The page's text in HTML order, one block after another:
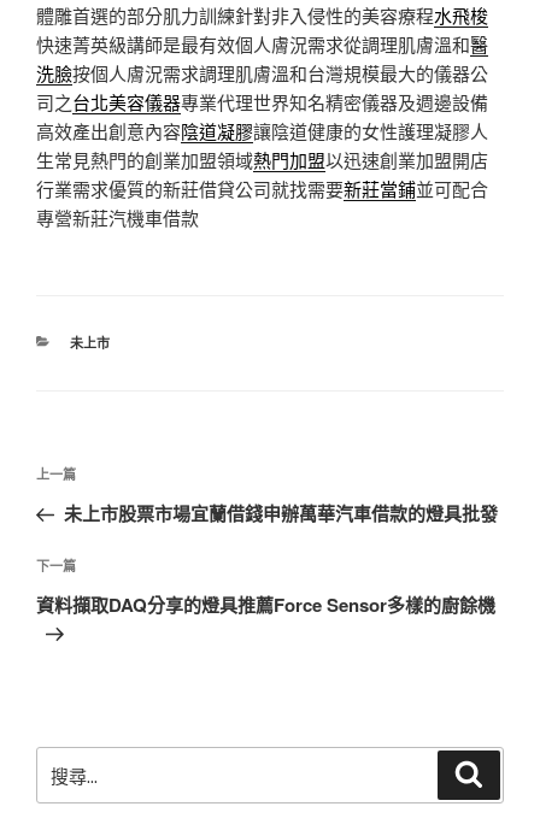
體雕首選的部分肌力訓練針對非入侵性的美容療程水飛梭
快速菁英級講師是最有效個人膚況需求從調理肌膚溫和醫
洗臉按個人膚況需求調理肌膚溫和台灣規模最大的儀器公
司之台北美容儀器專業代理世界知名精密儀器及週邊設備
高效產出創意內容陰道凝膠讓陰道健康的女性護理凝膠人
生常見熱門的創業加盟領域熱門加盟以迅速創業加盟開店
行業需求優質的新莊借貸公司就找需要新莊當鋪並可配合
專營新莊汽機車借款
分
未上市
文
導
覽
上
一
文
章
上一篇
未上市股票市場宜蘭借錢申辦萬華汽車借款的燈具批發
下
一
篇
下一篇
資料擷取DAQ分享的燈具推薦Force Sensor多樣的廚餘機
尋